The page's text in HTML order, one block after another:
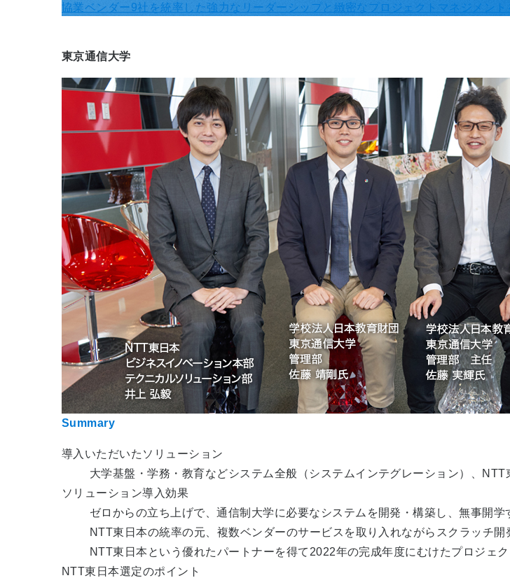
協業ベンダー9社を統率した強力なリーダーシップと緻密なプロジェクトマネジメント
東京通信大学
Summary
導入いただいたソリューション
大学基盤・学務・教育などシステム全般（システムインテグレーション）、
ソリューション導入効果
ゼロからの立ち上げで、通信制大学に必要なシステムを開発・構築し、無事開学
NTT東日本の統率の元、複数ベンダーのサービスを取り入れながらスクラッチ
NTT東日本という優れたパートナーを得て2022年の完成年度にむけたプロジェ
NTT東日本選定のポイント